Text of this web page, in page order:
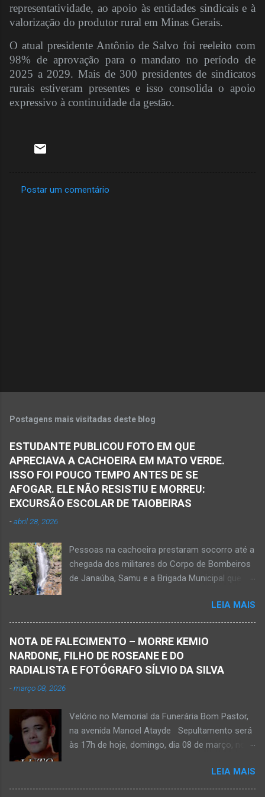
representatividade, ao apoio às entidades sindicais e à
valorização do produtor rural em Minas Gerais.
O atual presidente Antônio de Salvo foi reeleito com
98% de aprovação para o mandato no período de
2025 a 2029. Mais de 300 presidentes de sindicatos
rurais estiveram presentes e isso consolida o apoio
expressivo à continuidade da gestão.
Postar um comentário
Postagens mais visitadas deste blog
ESTUDANTE PUBLICOU FOTO EM QUE
APRECIAVA A CACHOEIRA EM MATO VERDE.
ISSO FOI POUCO TEMPO ANTES DE SE
AFOGAR. ELE NÃO RESISTIU E MORREU:
EXCURSÃO ESCOLAR DE TAIOBEIRAS
-abril 28, 2026
Pessoas na cachoeira prestaram socorro até a
chegada dos militares do Corpo de Bombeiros
de Janaúba, Samu e a Brigada Municipal que
resistiu e foi a óbito Foto álbum pessoal Kauan
Pereira Alves publicou em sua rede social a
foto em que apreciava a Cachoeira Maria Rosa,
em Mato Verde, pouco tempo antes de se
afogar e depois vir a óbito nesta terça-feira, dia
socorrem estudante que se afogou em
cachoeira em Mato Verde nesta terça-feira, dia
28 de abril de 2026. Adolescente não resistiu e
– O que seria um dia de lazer, de conhecimento
e de interação acabou em tragédia para um
LEIA MAIS
NOTA DE FALECIMENTO – MORRE KEMIO
NARDONE, FILHO DE ROSEANE E DO
RADIALISTA E FOTÓGRAFO SÍLVIO DA SILVA
-março 08, 2026
Velório no Memorial da Funerária Bom Pastor,
na avenida Manoel Atayde Sepultamento será
às 17h de hoje, domingo, dia 08 de março, no
da rodovia MG-401, saída de Janaúba para
Jaíba Kemio Nardone Kemio Nardone
LEIA MAIS